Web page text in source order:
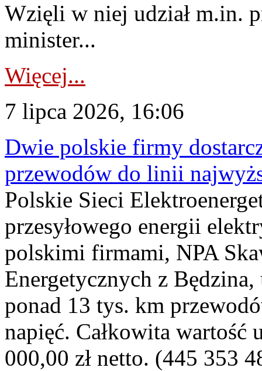
Wzięli w niej udział m.in.
minister...
Więcej...
7 lipca 2026, 16:06
Dwie polskie firmy
przewodów do linii
Polskie Sieci
przesyłowego energii
polskimi firmami, NPA
Energetycznych z
ponad 13 tys. km
napięć. Całkowita
000,00 zł netto. (445 353